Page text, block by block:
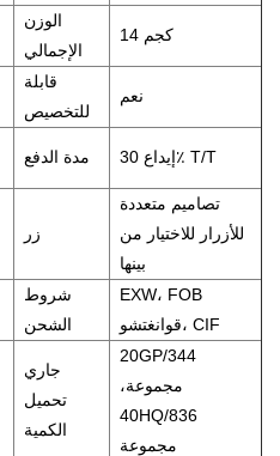
الوزن
الإجمالي
14 كجم
قابلة
للتخصيص
نعم
مدة الدفع إيداع 30٪ T/T
زر
تصاميم متعددة
للأزرار للاختيار من
بينها
شروط
الشحن
EXW، FOB
قوانغتشو، CIF
جاري
تحميل
الكمية
20GP/344
مجموعة،
40HQ/836
مجموعة